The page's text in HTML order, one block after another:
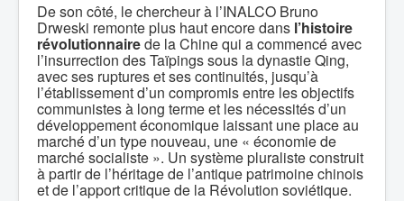
De son côté, le chercheur à l’INALCO Bruno
Drweski remonte plus haut encore dans l’histoire
révolutionnairede la Chine qui a commencé avec
l’insurrection des Taïpings sous la dynastie Qing,
avec ses ruptures et ses continuités, jusqu’à
l’établissement d’un compromis entre les objectifs
communistes à long terme et les nécessités d’un
développement économique laissant une place au
marché d’un type nouveau, une « économie de
marché socialiste ». Un système pluraliste construit
à partir de l’héritage de l’antique patrimoine chinois
et de l’apport critique de la Révolution soviétique.